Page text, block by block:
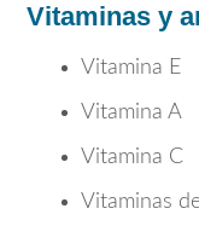
Vitaminas y
Vitamina E
Vitamina A
Vitamina C
Vitaminas